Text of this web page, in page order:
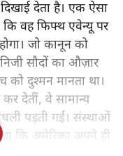
देता है। एक ऐसा
वह फिफ्थ एवेन्यू पर
जो कानून को
सौदों का औज़ार
दुश्मन मानता था।
देतीं, वे सामान्य
पड़ती गईं। संस्थाओं
कि अमेरिका अपने ही